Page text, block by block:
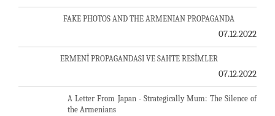
FAKE PHOTOS AND THE ARMENIAN PROPAGANDA
07.12.2022
ERMENİ PROPAGANDASI VE SAHTE RESİMLER
07.12.2022
A Letter From Japan - Strategically Mum: The Silence of
the Armenians